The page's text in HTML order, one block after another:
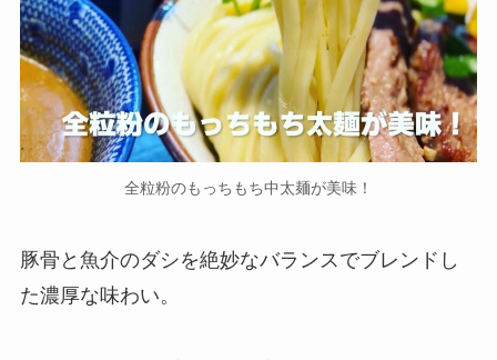
全粒粉のもっちもち中太麺が美味！
豚骨と魚介のダシを絶妙なバランスでブレンドし
た濃厚な味わい。